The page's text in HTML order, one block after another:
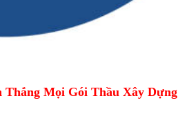
Mọi Gói Thầu Xây Dựng